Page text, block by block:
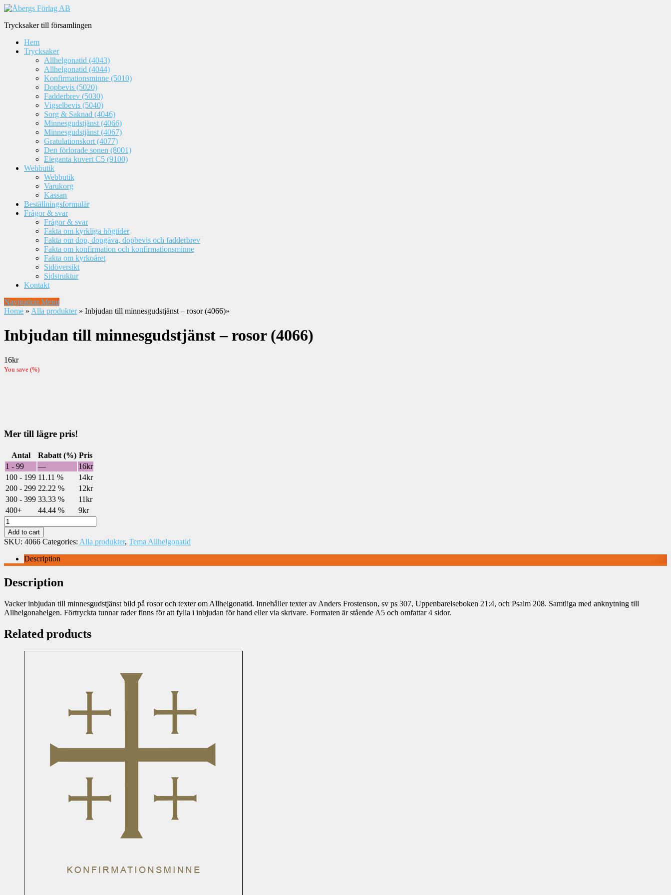
Trycksaker till församlingen
Hem
Trycksaker
Allhelgonatid (4043)
Allhelgonatid (4044)
Konfirmationsminne (5010)
Dopbevis (5020)
Fadderbrev (5030)
Vigselbevis (5040)
Sorg & Saknad (4046)
Minnesgudstjänst (4066)
Minnesgudstjänst (4067)
Gratulationskort (4077)
Den förlorade sonen (8001)
Eleganta kuvert C5 (9100)
Webbutik
Webbutik
Varukorg
Kassan
Beställningsformulär
Frågor & svar
Frågor & svar
Fakta om kyrkliga högtider
Fakta om dop, dopgåva, dopbevis och fadderbrev
Fakta om konfirmation och konfirmationsminne
Fakta om kyrkoåret
Sidöversikt
Sidstruktur
Kontakt
Navigation Menu
Home » Alla produkter » Inbjudan till minnesgudstjänst – rosor (4066)»
Inbjudan till minnesgudstjänst – rosor (4066)
16kr
You save (%)
Mer till lägre pris!
Antal Rabatt (%) Pris
1 - 99
— 16kr
100 - 199 11.11 % 14kr
200 - 299 22.22 % 12kr
300 - 399 33.33 % 11kr
400+
44.44 % 9kr
Inbjudan
till
minnesgudstjänst
-
rosor
(4066)
Add to cart
SKU: 4066 Categories: Alla produkter, Tema Allhelgonatid
Description
Description
Vacker inbjudan till minnesgudstjänst bild på rosor och texter om Allhelgonatid. Innehåller texter av Anders Frostenson, sv ps 307, Uppenbarelseboken 21:4, och Psalm 208. Samtliga med anknytning till
Allhelgonahelgen. Förtryckta tunnar rader finns för att fylla i inbjudan för hand eller via skrivare. Formaten är stående A5 och omfattar 4 sidor.
Related products